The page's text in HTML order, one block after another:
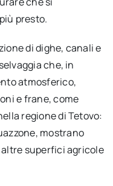
presto.
di dighe, canali e
che, in
atmosferico,
e frane, come
regione di Tetovo:
mostrano
superfici agricole